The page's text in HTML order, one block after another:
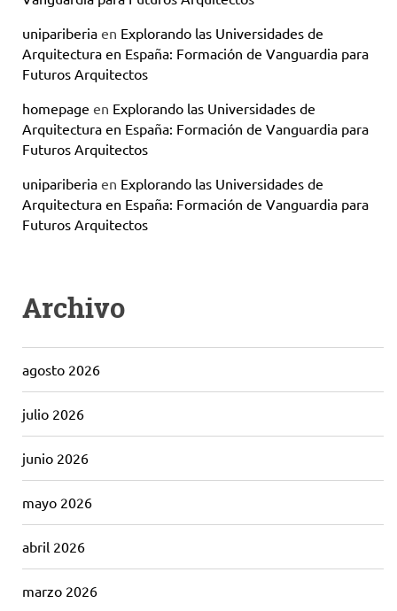
unipariberia en Explorando las Universidades de
Arquitectura en España: Formación de Vanguardia para
Futuros Arquitectos
homepage en Explorando las Universidades de
Arquitectura en España: Formación de Vanguardia para
Futuros Arquitectos
unipariberia en Explorando las Universidades de
Arquitectura en España: Formación de Vanguardia para
Futuros Arquitectos
Archivo
agosto 2026
julio 2026
junio 2026
mayo 2026
abril 2026
marzo 2026